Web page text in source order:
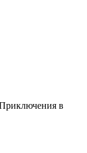
в